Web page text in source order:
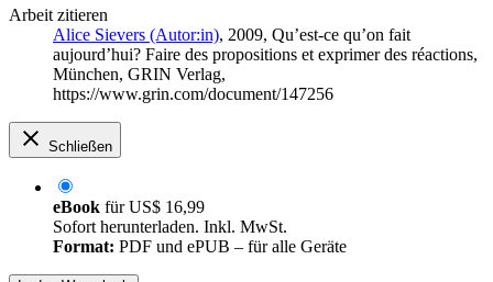
Arbeit zitieren
Alice Sievers (Autor:in), 2009, Qu’est-ce qu’on fait
aujourd’hui? Faire des propositions et exprimer des réactions,
München, GRIN Verlag,
https://www.grin.com/document/147256
Schließen
eBook fürUS$ 16,99
Sofort herunterladen. Inkl. MwSt.
Format: PDF und ePUB – für alle Geräte